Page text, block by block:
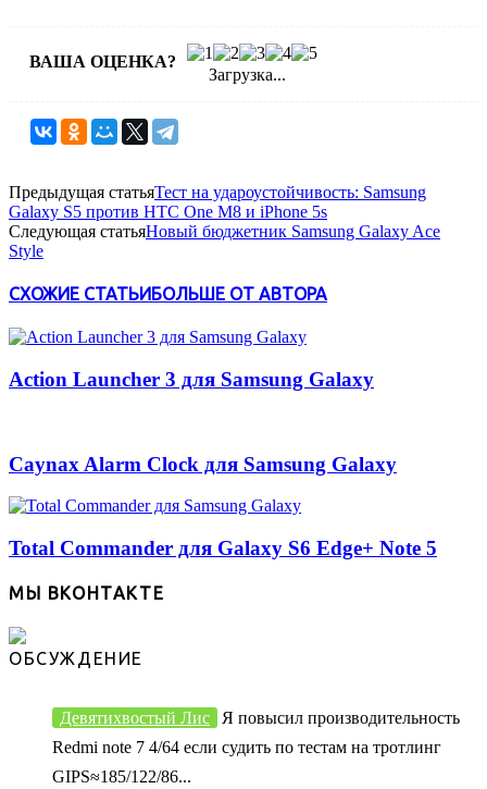
ВАША ОЦЕНКА?
Загрузка...
Предыдущая статьяТест на удароустойчивость: Samsung
Galaxy S5 против HTC One M8 и iPhone 5s
Следующая статьяНовый бюджетник Samsung Galaxy Ace
Style
СХОЖИЕ СТАТЬИБОЛЬШЕ ОТ АВТОРА
Action Launcher 3 для Samsung Galaxy
Caynax Alarm Clock для Samsung Galaxy
Total Commander для Galaxy S6 Edge+ Note 5
МЫ ВКОНТАКТЕ
ОБСУЖДЕНИЕ
Девятихвостый Лис
Я повысил производительность
Redmi note 7 4/64 если судить по тестам на тротлинг
GIPS≈185/122/86...